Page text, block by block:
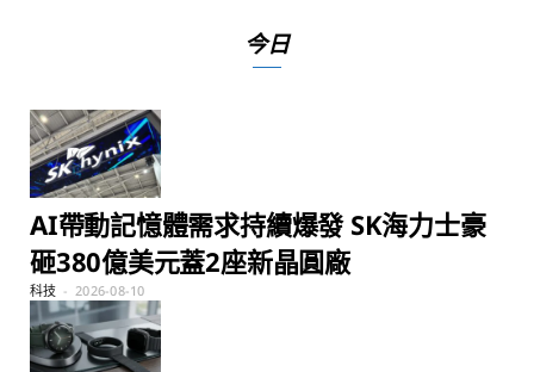
今日
AI帶動記憶體需求持續爆發 SK海力士豪
砸380億美元蓋2座新晶圓廠
科技 2026-08-10